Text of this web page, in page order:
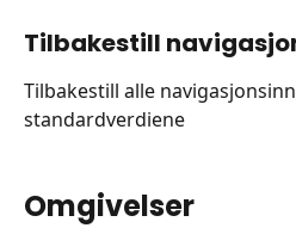
Tilbakestill
Tilbakestill alle
standardverdiene
Omgivelser